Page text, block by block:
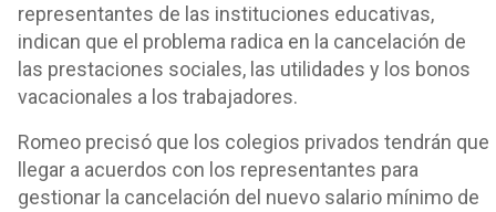
representantes de las instituciones educativas,
indican que el problema radica en la cancelación de
las prestaciones sociales, las utilidades y los bonos
vacacionales a los trabajadores.
Romeo precisó que los colegios privados tendrán que
llegar a acuerdos con los representantes para
gestionar la cancelación del nuevo salario mínimo de